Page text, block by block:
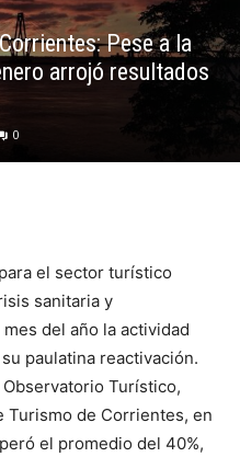
Pese a la
arrojó resultados
0
el sector turístico
sanitaria y
del año la actividad
paulatina reactivación.
Turístico,
de Corrientes, en
el promedio del 40%,